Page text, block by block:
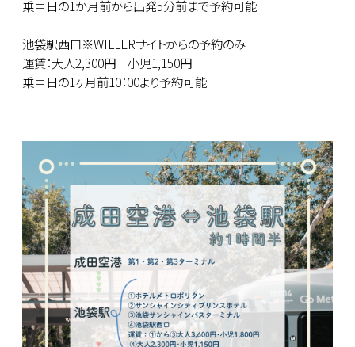
乗車日の1か月前から出発5分前まで予約可能
池袋駅西口※WILLERサイトからの予約のみ
運賃：大人2,300円 小児1,150円
乗車日の1ヶ月前10：00より予約可能